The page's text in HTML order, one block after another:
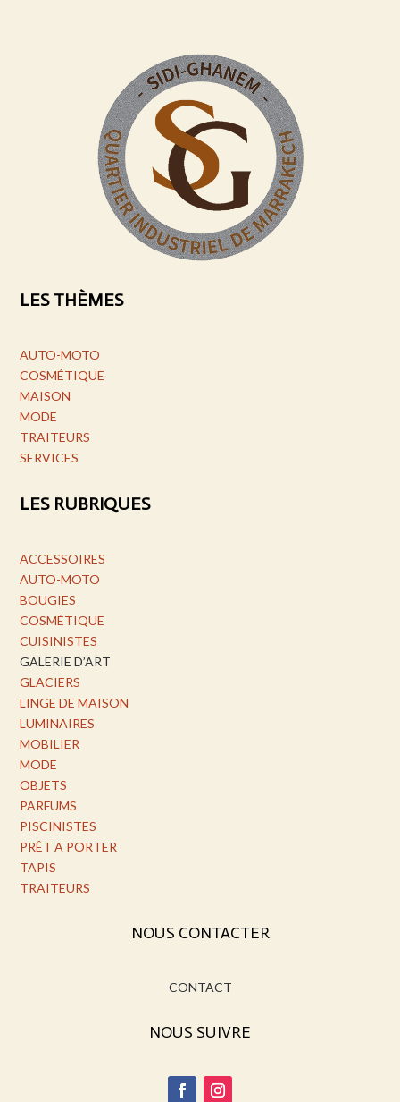
LES THÈMES
AUTO-MOTO
COSMÉTIQUE
MAISON
MODE
TRAITEURS
SERVICES
LES RUBRIQUES
ACCESSOIRES
AUTO-MOTO
BOUGIES
COSMÉTIQUE
CUISINISTES
GALERIE D’ART
GLACIERS
LINGE DE MAISON
LUMINAIRES
MOBILIER
MODE
OBJETS
PARFUMS
PISCINISTES
PRÊT A PORTER
TAPIS
TRAITEURS
NOUS CONTACTER
CONTACT
NOUS SUIVRE